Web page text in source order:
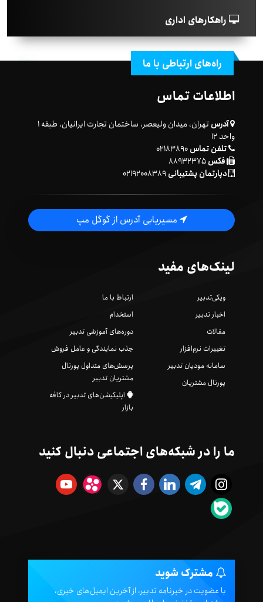
راهکارهای اداری
راه‌های ارتباطی با ما
اطلاعات تماس
آدرس
تهران، میدان ولیعصر، ساختمان تجارت ایرانیان، طبقه ۱
واحد ۱۲
تلفن تماس۰۲۱۸۳۸۹۰
فکس
دپارتمان پشتیبانی۰۲۱۹۲۰۰۸۳۸۹
مسیریابی آدرس از گوگل مپ
لینک‌های مفید
ویکی‌تدبیر
اخبار تدبیر
مقالات
تغییرات نرم‌افزار
سامانه مودیان تدبیر
پورتال مشتریان
ارتباط با ما
استخدام
دوره‌های آموزشی تدبیر
جذب نمایندگی و عامل فروش
پرسش‌های متداول پورتال
مشتریان تدبیر
اپلیکیشن‌های تدبیر در کافه
بازار
ما را در شبکه‌های اجتماعی دنبال کنید
مشترک شوید
با عضویت در خبرنامه تدبیر، از آخرین ایمیل‌های خبری،